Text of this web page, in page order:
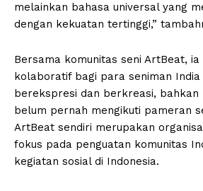
melainkan bahasa universal yang
dengan kekuatan tertinggi,”
Bersama komunitas seni ArtBeat,
kolaboratif bagi para seniman
berekspresi dan berkreasi, bahkan
belum pernah mengikuti pameran
ArtBeat sendiri merupakan
fokus pada penguatan komunitas
kegiatan sosial di Indonesia.